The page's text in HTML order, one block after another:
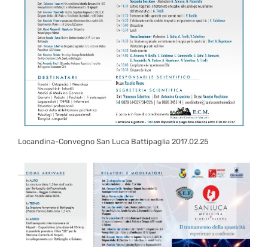
Locandina-Convegno San Luca Battipaglia 2017.02.25